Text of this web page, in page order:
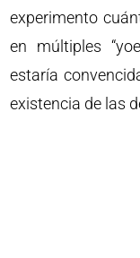
experimento
en múltiples
estaría
existencia de las